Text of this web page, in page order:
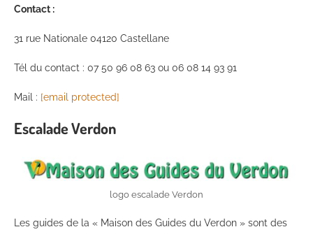
Contact :
31 rue Nationale 04120 Castellane
Tél du contact : 07 50 96 08 63 ou 06 08 14 93 91
Mail : [email protected]
Escalade Verdon
logo escalade Verdon
Les guides de la « Maison des Guides du Verdon » sont des